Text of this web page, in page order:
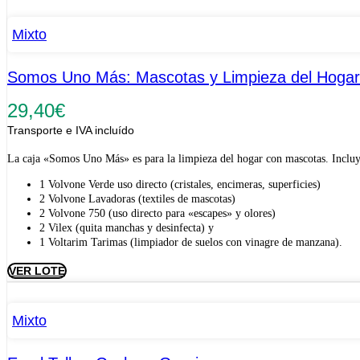
Mixto
Somos Uno Más: Mascotas y Limpieza del Hogar
29,40€
Transporte e IVA incluído
La caja «Somos Uno Más» es para la limpieza del hogar con mascotas.
1 Volvone Verde uso directo (cristales, encimeras, superficies)
2 Volvone Lavadoras (textiles de mascotas)
2 Volvone 750 (uso directo para «escapes» y olores)
2 Vilex (quita manchas y desinfecta) y
1 Voltarim Tarimas (limpiador de suelos con vinagre de manzana).
VER LOTE
Mixto